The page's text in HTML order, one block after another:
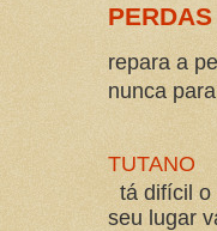
PERDAS
repara a
nunca
TUTANO
tá difícil
seu lugar